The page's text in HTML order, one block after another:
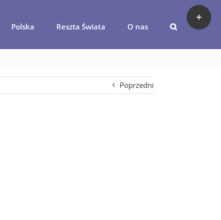
Polska Reszta Świata O nas
(8)
Poprzedni
Toggle
Sliding
Bar